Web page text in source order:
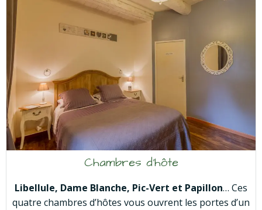
Chambres d’hôte
Libellule, Dame Blanche, Pic-Vert et Papillon… Ces
quatre chambres d’hôtes vous ouvrent les portes d’un